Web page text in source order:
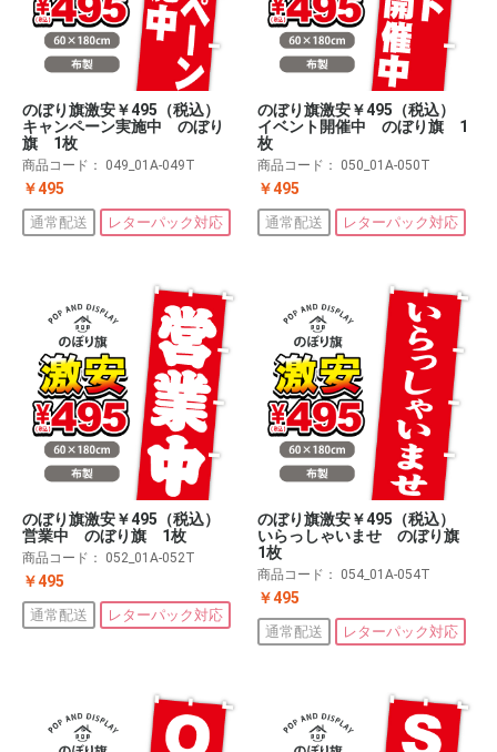
のぼり旗激安￥495（税込）
キャンペーン実施中 のぼり
旗 1枚
商品コード： 049_01A-049T
￥495
通常配送 レターパック対応
のぼり旗激安￥495（税込）
イベント開催中 のぼり旗 1
枚
商品コード： 050_01A-050T
￥495
通常配送 レターパック対応
のぼり旗激安￥495（税込）
営業中 のぼり旗 1枚
商品コード： 052_01A-052T
￥495
通常配送 レターパック対応
のぼり旗激安￥495（税込）
いらっしゃいませ のぼり旗
1枚
商品コード： 054_01A-054T
￥495
通常配送 レターパック対応